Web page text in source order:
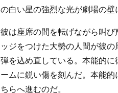
の白い星の強烈な光が劇場の壁
彼は座席の間を転げながら叫
ッジをつけた大勢の人間が彼
弾を込め直している。本能的
ームに鋭い傷を刻んだ。本能
ちらへ進むのだ。